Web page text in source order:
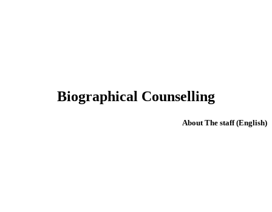
Biographical Counselling
(English) About The staff